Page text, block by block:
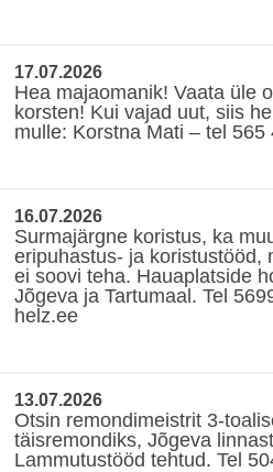
17.07.2026
Hea majaomanik! Vaata üle
korsten! Kui vajad uut, siis
mulle: Korstna Mati – tel 565
16.07.2026
Surmajärgne koristus, ka
eripuhastus- ja koristustööd,
ei soovi teha. Hauaplatside
Jõgeva ja Tartumaal. Tel
helz.ee
13.07.2026
Otsin remondimeistrit 3-
täisremondiks, Jõgeva
Lammutustööd tehtud. Tel